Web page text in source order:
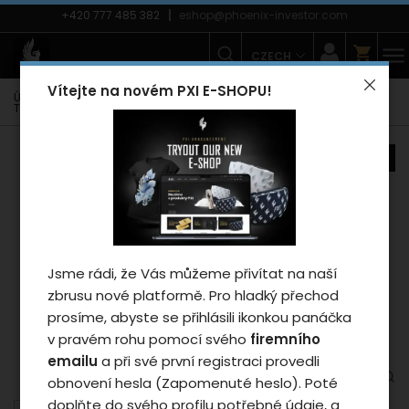
Vítejte na novém PXI E-SHOPU!
Jsme rádi, že Vás můžeme přivítat na naší
zbrusu nové platformě. Pro hladký přechod
prosíme, abyste se přihlásili ikonkou panáčka
v pravém rohu pomocí svého firemního
emailu a při své první registraci provedli
obnovení hesla (Zapomenuté heslo). Poté
doplňte do svého profilu potřebné údaje, a
+420 777 485 382 eshop@phoenix-investor.com
CZECH
Úvodní strana E-shop Móda Trička
Dámská trička
Tričko Phoenix PXI 2024 - woman/grey 2XL
Záleží nám na vašem
soukromí
Cookies používáme proto, abychom
zajistili funkčnosti webu a pokud nám
dáte souhlas, tak mimo jiné i proto
abychom vylepšili obsah stránek podle
vašich preferencí. Tlačítkem „Souhlasit